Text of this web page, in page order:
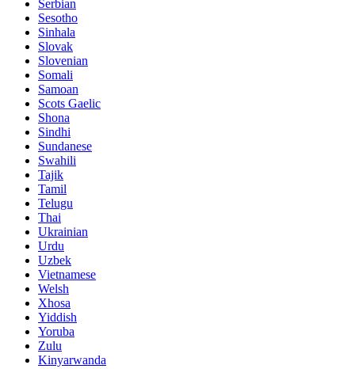
Serbian
Sesotho
Sinhala
Slovak
Slovenian
Somali
Samoan
Scots Gaelic
Shona
Sindhi
Sundanese
Swahili
Tajik
Tamil
Telugu
Thai
Ukrainian
Urdu
Uzbek
Vietnamese
Welsh
Xhosa
Yiddish
Yoruba
Zulu
Kinyarwanda